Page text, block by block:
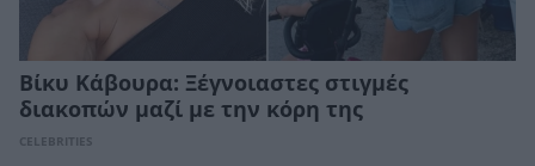
Βίκυ Κάβουρα: Ξέγνοιαστες στιγμές
διακοπών μαζί με την κόρη της
CELEBRITIES